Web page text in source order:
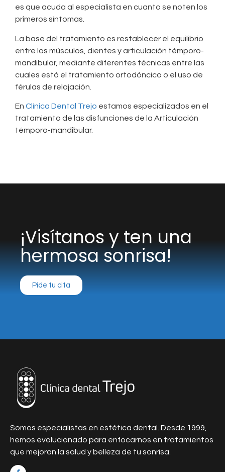
es que acuda al especialista en cuanto se noten los
primeros síntomas.
La base del tratamiento es restablecer el equilibrio
entre los músculos, dientes y articulación témporo-
mandibular, mediante diferentes técnicas entre las
cuales está el tratamiento ortodóncico o el uso de
férulas de relajación.
En Clínica Dental Trejo estamos especializados en el
tratamiento de las disfunciones de la Articulación
témporo-mandibular.
¡Visítanos y ten una
hermosa sonrisa!
Pide tu cita
Somos especialistas en estética dental. Desde 1999,
hemos evolucionado para enfocarnos en tratamientos
que mejoran la salud y belleza de tu sonrisa.